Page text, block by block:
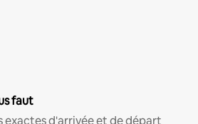
faut
exactes d'arrivée et de départ